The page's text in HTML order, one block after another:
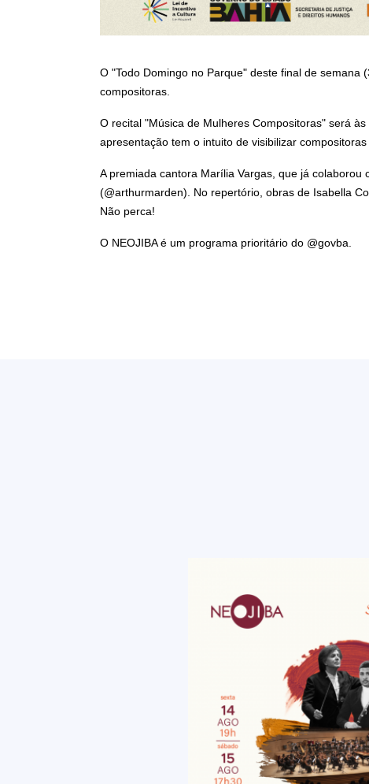
O "Todo Domingo no Parque" deste final de
compositoras.
O recital "Música de Mulheres Compositoras" será
apresentação tem o intuito de visibilizar
A premiada cantora Marília Vargas, que já
(@arthurmarden). No repertório, obras de Isabella
Não perca!
O NEOJIBA é um programa prioritário do @govba.